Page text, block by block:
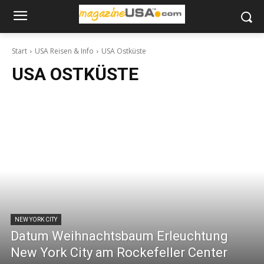
Start USA Reisen & Info USA Ostküste
USA OSTKÜSTE
NEW YORK CITY
Datum Weihnachtsbaum Erleuchtung
New York City am Rockefeller Center